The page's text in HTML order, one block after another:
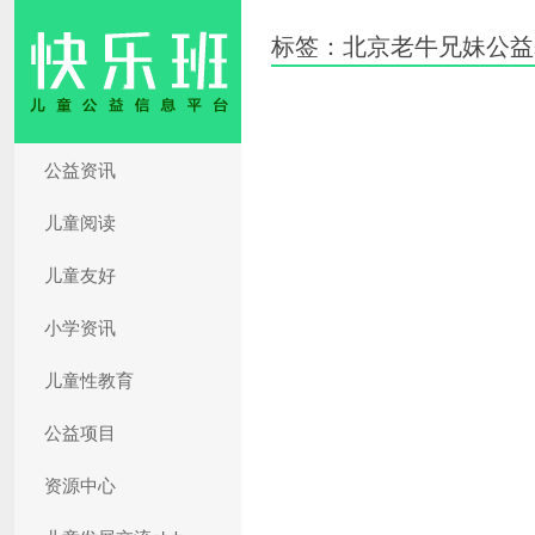
公益资讯
儿童阅读
儿童友好
小学资讯
儿童性教育
公益项目
资源中心
标签：北京老牛兄妹公